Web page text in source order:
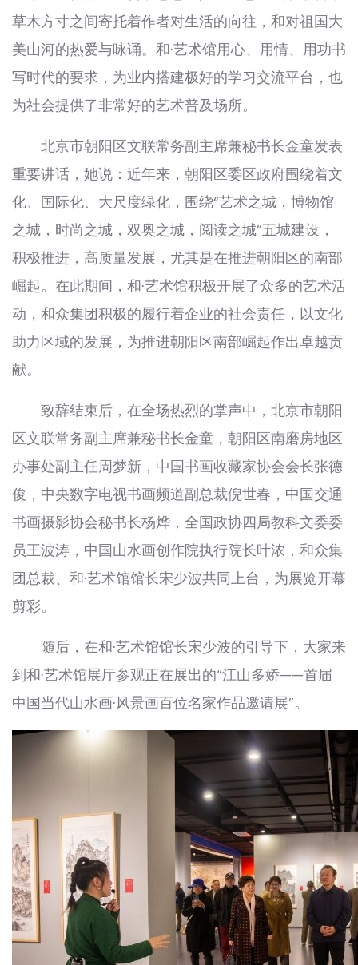
草木方寸之间寄托着作者对生活的向往，和对祖国大
美山河的热爱与咏诵。和·艺术馆用心、用情、用功书
写时代的要求，为业内搭建极好的学习交流平台，也
为社会提供了非常好的艺术普及场所。
北京市朝阳区文联常务副主席兼秘书长金童发表
重要讲话，她说：近年来，朝阳区委区政府围绕着文
化、国际化、大尺度绿化，围绕“艺术之城，博物馆
之城，时尚之城，双奥之城，阅读之城”五城建设，
积极推进，高质量发展，尤其是在推进朝阳区的南部
崛起。在此期间，和·艺术馆积极开展了众多的艺术活
动，和众集团积极的履行着企业的社会责任，以文化
助力区域的发展，为推进朝阳区南部崛起作出卓越贡
献。
致辞结束后，在全场热烈的掌声中，北京市朝阳
区文联常务副主席兼秘书长金童，朝阳区南磨房地区
办事处副主任周梦新，中国书画收藏家协会会长张德
俊，中央数字电视书画频道副总裁倪世春，中国交通
书画摄影协会秘书长杨烨，全国政协四局教科文委委
员王波涛，中国山水画创作院执行院长叶浓，和众集
团总裁、和·艺术馆馆长宋少波共同上台，为展览开幕
剪彩。
随后，在和·艺术馆馆长宋少波的引导下，大家来
到和·艺术馆展厅参观正在展出的“江山多娇——首届
中国当代山水画·风景画百位名家作品邀请展”。